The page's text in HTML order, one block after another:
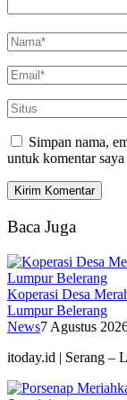
Simpan nama,
untuk komentar
Baca Juga
Koperasi Desa
Lumpur Belerang
News7 Agustus
itoday.id | Serang –